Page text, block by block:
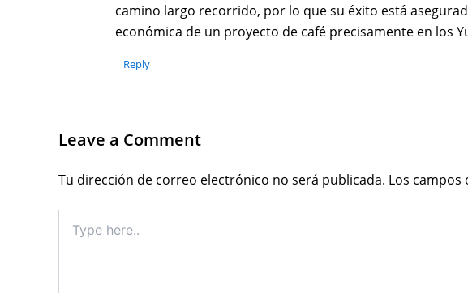
camino largo recorrido, por lo que su éxito está
económica de un proyecto de café precisamente en los
Reply
Leave a Comment
Tu dirección de correo electrónico no será publicada. Los
here..